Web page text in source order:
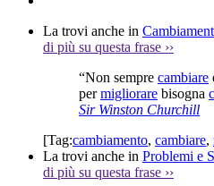
La trovi anche in
di più su questa frase ››
“Non sempre cambiare
permigliorare bisogna
Sir Winston Churchill
[Tag:cambiamento, cambiare,
La trovi anche in Problemi e
di più su questa frase ››